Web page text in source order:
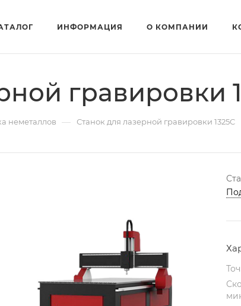
ИНФОРМАЦИЯ О КОМПАНИИ
гравировки
неметаллов — Станок для лазерной гравировки 1325C